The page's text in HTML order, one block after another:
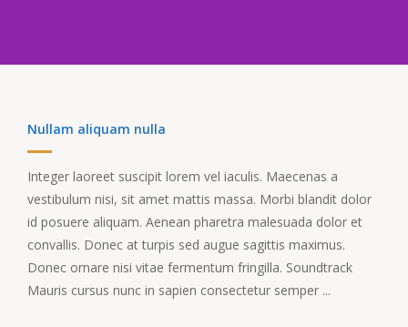
Nullam aliquam nulla
Integer laoreet suscipit lorem vel iaculis. Maecenas a
vestibulum nisi, sit amet mattis massa. Morbi blandit dolor
id posuere aliquam. Aenean pharetra malesuada dolor et
convallis. Donec at turpis sed augue sagittis maximus.
Donec ornare nisi vitae fermentum fringilla. Soundtrack
Mauris cursus nunc in sapien consectetur semper ...